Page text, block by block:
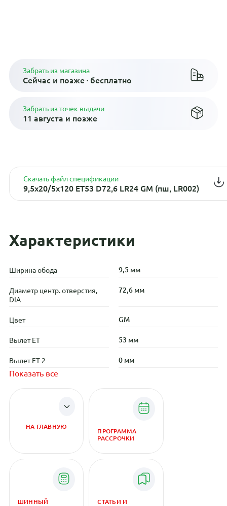
Забрать из магазина
Сейчас и позже · бесплатно
Забрать из точек выдачи
11 августа и позже
Скачать файл спецификации
9,5x20/5x120 ET53 D72,6 LR24 GM (пш, LR002)
Характеристики
Ширина обода 9,5 мм
Диаметр центр. отверстия,
DIA
72,6 мм
Цвет GM
Вылет ET 53 мм
Вылет ET 2 0 мм
Показать все
НА ГЛАВНУЮ
ПРОГРАММА
РАССРОЧКИ
ШИННЫЙ
СТАТЬИ И